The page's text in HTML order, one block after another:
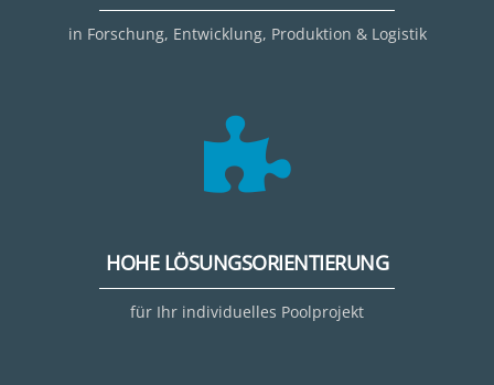
in Forschung, Entwicklung, Produktion & Logistik
HOHE LÖSUNGSORIENTIERUNG
für Ihr individuelles Poolprojekt